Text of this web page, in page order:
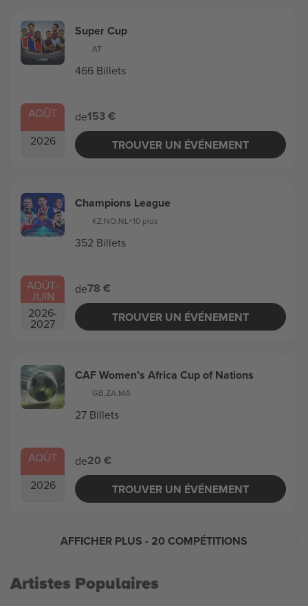
AOÛT
2026
Super Cup
AT
466 Billets
de153 €
TROUVER UN ÉVÉNEMENT
AOÛT-
JUIN
2026-
2027
Champions League
KZ,NO,NL+10 plus
352 Billets
de78 €
TROUVER UN ÉVÉNEMENT
AOÛT
2026
CAF Women’s Africa Cup of Nations
GB,ZA,MA
27 Billets
de20 €
TROUVER UN ÉVÉNEMENT
AFFICHER PLUS - 20 COMPÉTITIONS
Artistes Populaires